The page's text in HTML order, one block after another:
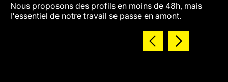
Nous proposons des profils en moins de 48h, mais
l'essentiel de notre travail se passe en amont.